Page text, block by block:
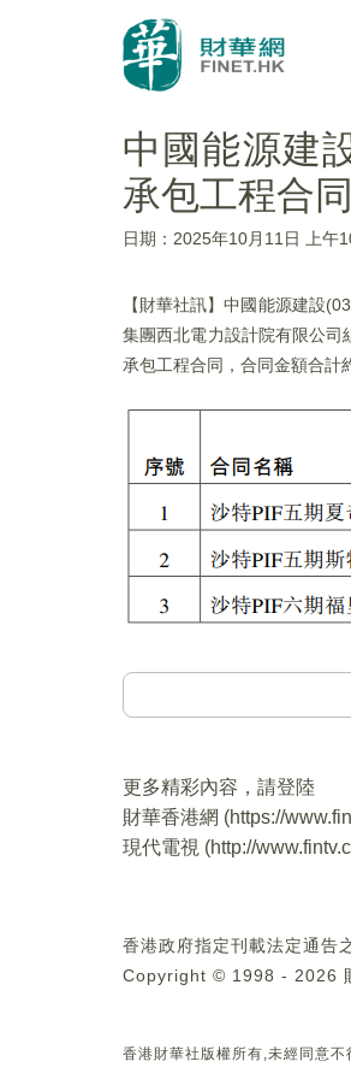
中國能源建
承包工程合同
日期：2025年10月11日 上午
【財華社訊】中國能源建設
集團西北電力設計院有限公司
承包工程合同，合同金額合計
更多精彩內容，請登陸
財華香港網 (https://
現代電視 (http://
香港政府指定刊載法定通告
Copyright © 1998 - 2026
香港財華社版權所有,未經同意不